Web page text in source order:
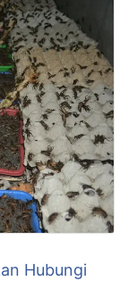
Hubungi